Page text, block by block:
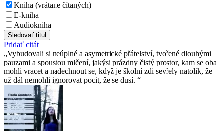
Kniha (vrátane čítaných)
E-kniha
Audiokniha
Sledovať titul
Pridať citát
Vybudovali si neúplné a asymetrické přátelství, tvořené dlouhými
pauzami a spoustou mlčení, jakýsi prázdny čistý prostor, kam se oba
mohli vracet a nadechnout se, když je školní zdi sevřely natolik, že
už dál nemohli ignorovat pocit, že se dusí.